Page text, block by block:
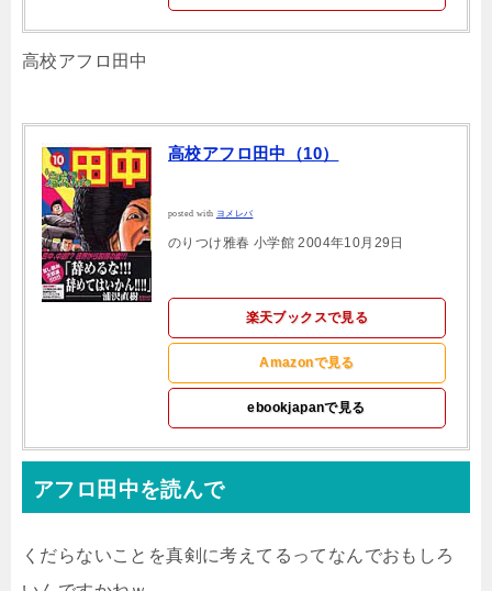
高校アフロ田中
高校アフロ田中（10）
posted with ヨメレバ
のりつけ雅春 小学館 2004年10月29日
楽天ブックスで見る
Amazonで見る
ebookjapanで見る
アフロ田中を読んで
くだらないことを真剣に考えてるってなんでおもしろ